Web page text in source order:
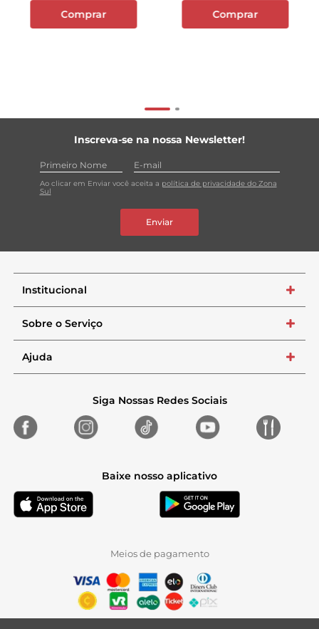
Comprar Comprar
Inscreva-se na nossa Newsletter!
Ao clicar em Enviar você aceita a política de privacidade do Zona
Sul
Enviar
Institucional +
Sobre o Serviço +
Ajuda +
Siga Nossas Redes Sociais
Baixe nosso aplicativo
Meios de pagamento